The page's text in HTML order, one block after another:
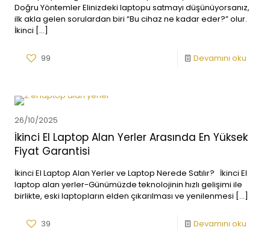
Doğru Yöntemler Elinizdeki laptopu satmayı düşünüyorsanız,
ilk akla gelen sorulardan biri “Bu cihaz ne kadar eder?” olur.
İkinci […]
99 Devamını oku
26/10/2025
İkinci El Laptop Alan Yerler Arasında En Yüksek
Fiyat Garantisi
İkinci El Laptop Alan Yerler ve Laptop Nerede Satılır? İkinci El
laptop alan yerler-Günümüzde teknolojinin hızlı gelişimi ile
birlikte, eski laptopların elden çıkarılması ve yenilenmesi […]
39 Devamını oku